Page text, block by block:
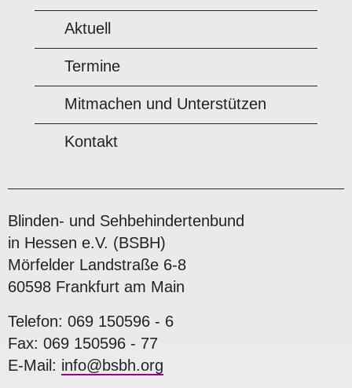
Aktuell
Termine
Mitmachen und Unterstützen
Kontakt
Blinden- und Sehbehindertenbund
in Hessen e.V. (BSBH)
Mörfelder Landstraße 6-8
60598 Frankfurt am Main
Telefon: 069 150596 - 6
Fax: 069 150596 - 77
E-Mail: info@bsbh.org